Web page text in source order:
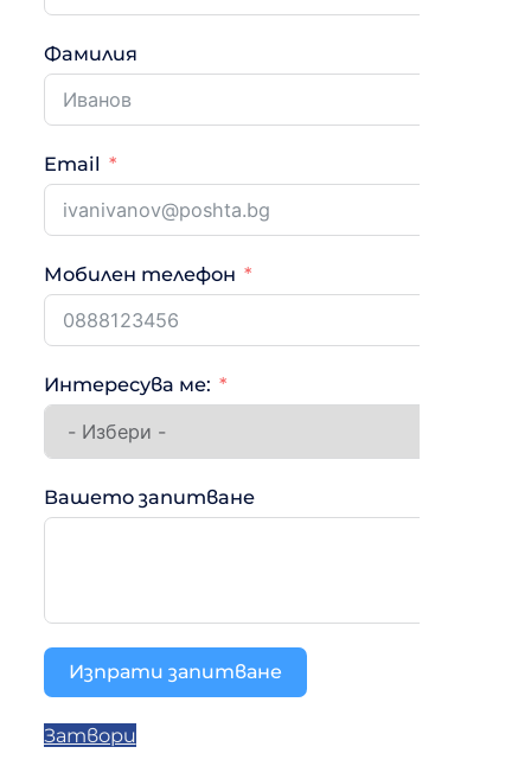
Фамилия
Email
Мобилен телефон
Интересува ме:
Вашето запитване
Изпрати запитване
Затвори